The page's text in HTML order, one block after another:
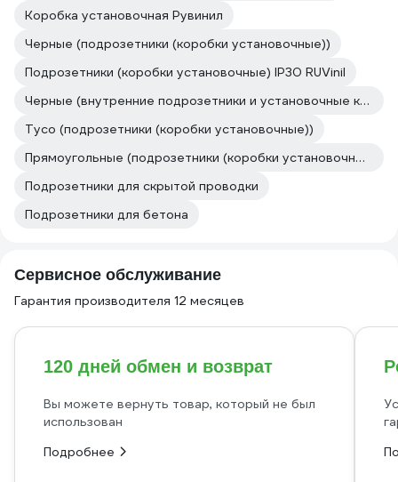
Коробка установочная Рувинил
Черные (подрозетники (коробки установочные))
Подрозетники (коробки установочные) IP30 RUVinil
Черные (внутренние подрозетники и установочные коробки скрытой установки)
Тусо (подрозетники (коробки установочные))
Прямоугольные (подрозетники (коробки установочные))
Подрозетники для скрытой проводки
Подрозетники для бетона
Сервисное обслуживание
Гарантия производителя 12 месяцев
120 дней обмен и возврат
Вы можете вернуть товар, который не был
использован
Подробнее